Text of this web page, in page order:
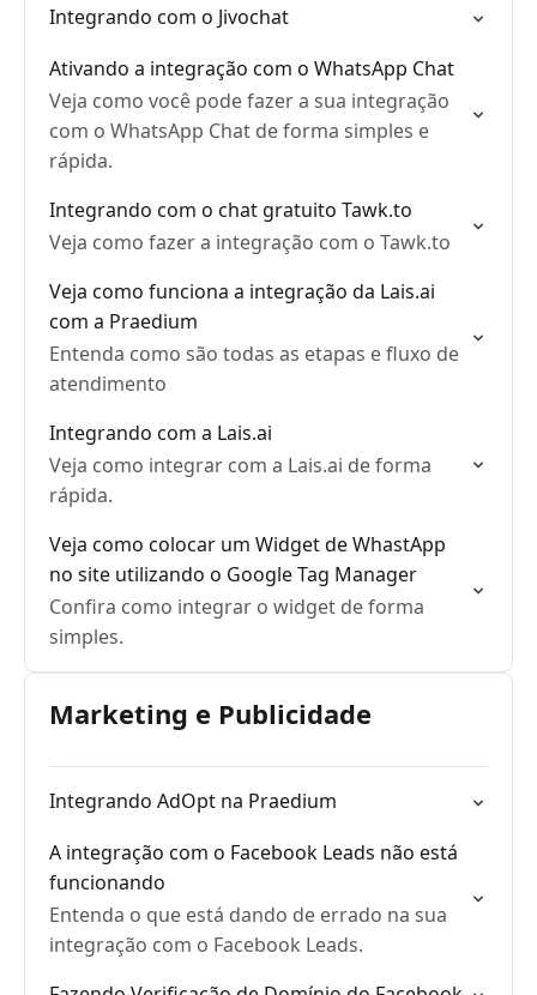
Integrando com o Jivochat
Ativando a integração com o WhatsApp Chat
Veja como você pode fazer a sua integração
com o WhatsApp Chat de forma simples e
rápida.
Integrando com o chat gratuito Tawk.to
Veja como fazer a integração com o Tawk.to
Veja como funciona a integração da Lais.ai
com a Praedium
Entenda como são todas as etapas e fluxo de
atendimento
Integrando com a Lais.ai
Veja como integrar com a Lais.ai de forma
rápida.
Veja como colocar um Widget de WhastApp
no site utilizando o Google Tag Manager
Confira como integrar o widget de forma
simples.
Marketing e Publicidade
Integrando AdOpt na Praedium
A integração com o Facebook Leads não está
funcionando
Entenda o que está dando de errado na sua
integração com o Facebook Leads.